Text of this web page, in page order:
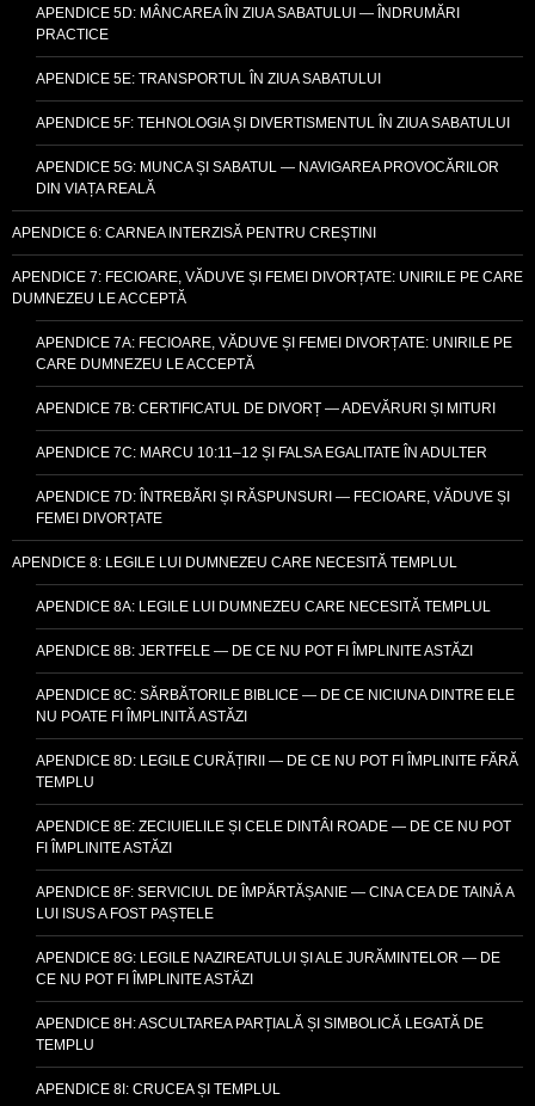
APENDICE 5D: MÂNCAREA ÎN ZIUA SABATULUI — ÎNDRUMĂRI
PRACTICE
APENDICE 5E: TRANSPORTUL ÎN ZIUA SABATULUI
APENDICE 5F: TEHNOLOGIA ȘI DIVERTISMENTUL ÎN ZIUA SABATULUI
APENDICE 5G: MUNCA ȘI SABATUL — NAVIGAREA PROVOCĂRILOR
DIN VIAȚA REALĂ
APENDICE 6: CARNEA INTERZISĂ PENTRU CREȘTINI
APENDICE 7: FECIOARE, VĂDUVE ȘI FEMEI DIVORȚATE: UNIRILE PE CARE
DUMNEZEU LE ACCEPTĂ
APENDICE 7A: FECIOARE, VĂDUVE ȘI FEMEI DIVORȚATE: UNIRILE PE
CARE DUMNEZEU LE ACCEPTĂ
APENDICE 7B: CERTIFICATUL DE DIVORȚ — ADEVĂRURI ȘI MITURI
APENDICE 7C: MARCU 10:11–12 ȘI FALSA EGALITATE ÎN ADULTER
APENDICE 7D: ÎNTREBĂRI ȘI RĂSPUNSURI — FECIOARE, VĂDUVE ȘI
FEMEI DIVORȚATE
APENDICE 8: LEGILE LUI DUMNEZEU CARE NECESITĂ TEMPLUL
APENDICE 8A: LEGILE LUI DUMNEZEU CARE NECESITĂ TEMPLUL
APENDICE 8B: JERTFELE — DE CE NU POT FI ÎMPLINITE ASTĂZI
APENDICE 8C: SĂRBĂTORILE BIBLICE — DE CE NICIUNA DINTRE ELE
NU POATE FI ÎMPLINITĂ ASTĂZI
APENDICE 8D: LEGILE CURĂȚIRII — DE CE NU POT FI ÎMPLINITE FĂRĂ
TEMPLU
APENDICE 8E: ZECIUIELILE ȘI CELE DINTÂI ROADE — DE CE NU POT
FI ÎMPLINITE ASTĂZI
APENDICE 8F: SERVICIUL DE ÎMPĂRTĂȘANIE — CINA CEA DE TAINĂ A
LUI ISUS A FOST PAȘTELE
APENDICE 8G: LEGILE NAZIREATULUI ȘI ALE JURĂMINTELOR — DE
CE NU POT FI ÎMPLINITE ASTĂZI
APENDICE 8H: ASCULTAREA PARȚIALĂ ȘI SIMBOLICĂ LEGATĂ DE
TEMPLU
APENDICE 8I: CRUCEA ȘI TEMPLUL